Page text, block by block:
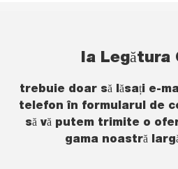
Ia Legătura
trebuie doar să lăsați e-
telefon în formularul de
să vă putem trimite o
gama noastră